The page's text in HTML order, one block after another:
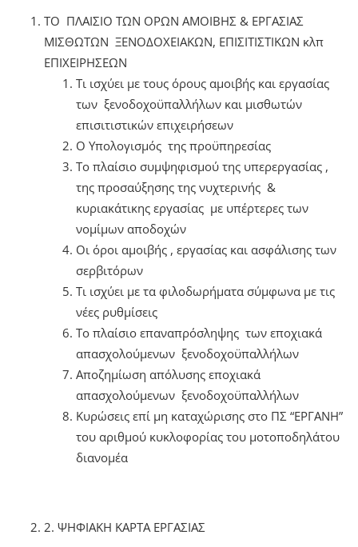
ΤΟ ΠΛΑΙΣΙΟ ΤΩΝ ΟΡΩΝ ΑΜΟΙΒΗΣ & ΕΡΓΑΣΙΑΣ
ΜΙΣΘΩΤΩΝ ΞΕΝΟΔΟΧΕΙAKΩΝ, ΕΠΙΣΙΤΙΣΤΙΚΩΝ κλπ
ΕΠΙΧΕΙΡΗΣΕΩΝ
Τι ισχύει με τους όρους αμοιβής και εργασίας
των ξενοδοχοϋπαλλήλων και μισθωτών
επισιτιστικών επιχειρήσεων
Ο Υπολογισμός της προϋπηρεσίας
Το πλαίσιο συμψηφισμού της υπερεργασίας ,
της προσαύξησης της νυχτερινής &
κυριακάτικης εργασίας με υπέρτερες των
νομίμων αποδοχών
Οι όροι αμοιβής , εργασίας και ασφάλισης των
σερβιτόρων
Τι ισχύει με τα φιλοδωρήματα σύμφωνα με τις
νέες ρυθμίσεις
Το πλαίσιο επαναπρόσληψης των εποχιακά
απασχολούμενων ξενοδοχοϋπαλλήλων
Αποζημίωση απόλυσης εποχιακά
απασχολούμενων ξενοδοχοϋπαλλήλων
Κυρώσεις επί μη καταχώρισης στο ΠΣ “ΕΡΓΑΝΗ”
του αριθμού κυκλοφορίας του μοτοποδηλάτου
διανομέα
2. ΨΗΦΙΑΚΗ ΚΑΡΤΑ ΕΡΓΑΣΙΑΣ